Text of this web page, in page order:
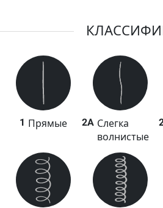
1 Прямые 2A Слегка
волнистые